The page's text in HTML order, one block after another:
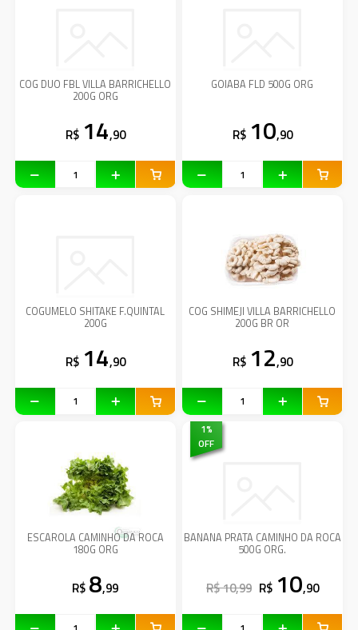
COG DUO FBL VILLA BARRICHELLO
200G ORG
R$ 14,90
GOIABA FLD 500G ORG
R$ 10,90
COGUMELO SHITAKE F.QUINTAL
200G
R$ 14,90
COG SHIMEJI VILLA BARRICHELLO
200G BR OR
R$ 12,90
ESCAROLA CAMINHO DA ROCA
180G ORG
R$ 8,99
1%
OFF
BANANA PRATA CAMINHO DA ROCA
500G ORG.
R$ 10,99 R$ 10,90